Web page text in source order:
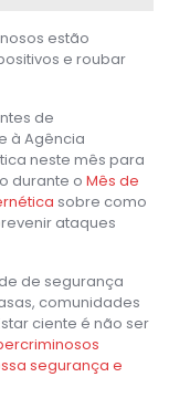
estão
e roubar
de
à Agência
neste mês para
durante o Mês de
sobre como
ataques
de segurança
comunidades
ciente é não ser
segurança e